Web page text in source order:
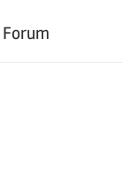
Forum